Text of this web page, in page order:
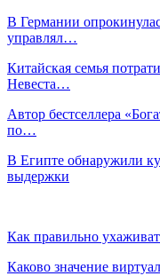
В Германии
управлял…
Китайская семья
Невеста…
Автор бестселлера
по…
В Египте обнаружили
выдержки
Как правильно
Каково значение